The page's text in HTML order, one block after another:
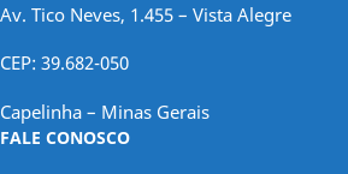
Av. Tico Neves, 1.455 – Vista Alegre
CEP: 39.682-050
Capelinha – Minas Gerais
FALE CONOSCO